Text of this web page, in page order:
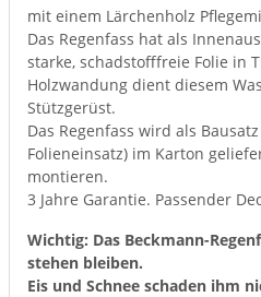
mit einem Lärchenholz
Das Regenfass hat als
starke, schadstofffreie Folie in
Holzwandung dient diesem
Stützgerüst.
Das Regenfass wird als
Folieneinsatz) im Karton
montieren.
3 Jahre Garantie. Passender
Wichtig: Das Beckmann-
stehen bleiben.
Eis und Schnee schaden ihm